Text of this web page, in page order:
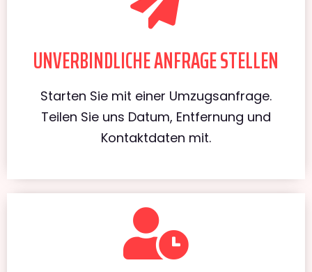
UNVERBINDLICHE ANFRAGE STELLEN
Starten Sie mit einer Umzugsanfrage.
Teilen Sie uns Datum, Entfernung und
Kontaktdaten mit.